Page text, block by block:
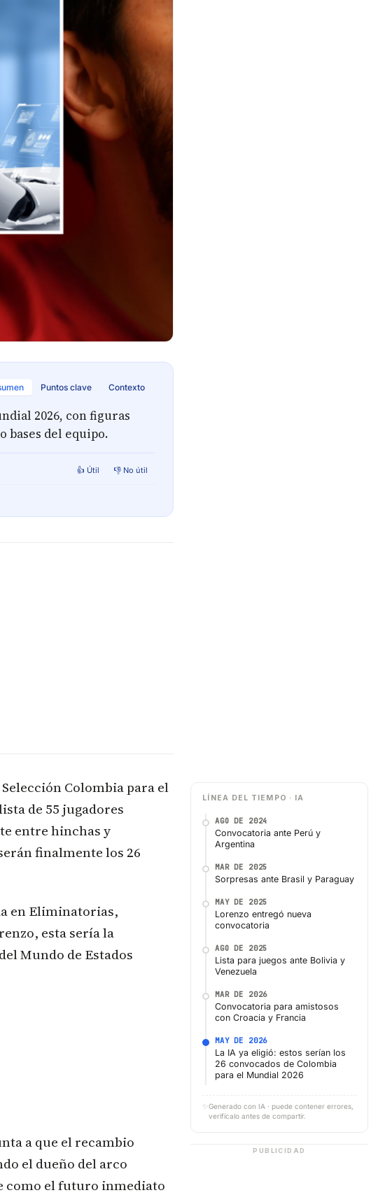
Puntos clave Contexto
2026, con figuras
bases del equipo.
👍 Útil 👎 No útil
Colombia para el
de 55 jugadores
entre hinchas y
finalmente los 26
en Eliminatorias,
esta sería la
Mundo de Estados
a que el recambio
el dueño del arco
como el futuro inmediato
LÍNEA DEL TIEMPO · IA
AGO DE 2024
Convocatoria ante Perú y
Argentina
MAR DE 2025
Sorpresas ante Brasil y Paraguay
MAY DE 2025
Lorenzo entregó nueva
convocatoria
AGO DE 2025
Lista para juegos ante Bolivia y
Venezuela
MAR DE 2026
Convocatoria para amistosos
con Croacia y Francia
MAY DE 2026
La IA ya eligió: estos serían los
26 convocados de Colombia
para el Mundial 2026
✨ Generado con IA · puede contener errores,
verifícalo antes de compartir.
PUBLICIDAD